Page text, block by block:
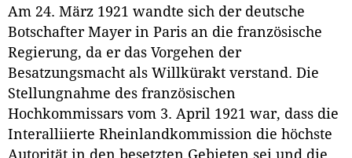
Am 24. März 1921 wandte sich der deutsche
Botschafter Mayer in Paris an die französische
Regierung, da er das Vorgehen der
Besatzungsmacht als Willkürakt verstand. Die
Stellungnahme des französischen
Hochkommissars vom 3. April 1921 war, dass die
Interalliierte Rheinlandkommission die höchste
Autorität in den besetzten Gebieten sei und die